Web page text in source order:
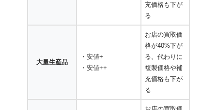
充価格も下が
る
大量生産品
・安値+
・安値++
お店の買取価
格が40%下が
る。代わりに
複製価格や補
充価格も下が
る